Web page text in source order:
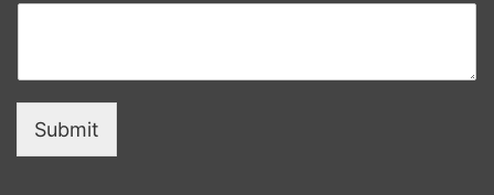
Submit